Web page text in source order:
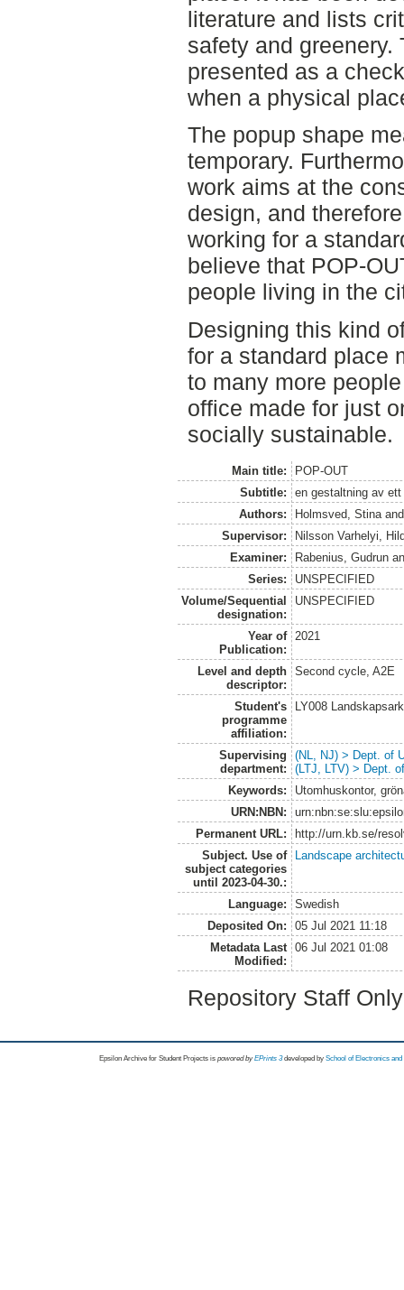
literature and lists
safety and
presented as a
when a physical
The popup shape
temporary.
work aims at the
design, and
working for a
believe that POP-
people living in the
Designing this kind
for a standard place
to many more
office made for just
socially sustainable.
Main title:
POP-OUT
Subtitle:
en gestaltning av
Authors:
Holmsved, Stina
Supervisor:
Nilsson Varhelyi,
Examiner:
Rabenius, Gudrun
Series:
UNSPECIFIED
Volume/Sequential
designation:
UNSPECIFIED
Year of
Publication:
2021
Level and depth
descriptor:
Second cycle, A2E
Student's
programme
affiliation:
LY008
Supervising
department:
(NL, NJ) > Dept. of
(LTJ, LTV) > Dept.
Keywords:
Utomhuskontor,
URN:NBN:
Permanent URL:
http://urn.kb.se/
Subject. Use of
subject categories
until 2023-04-30.:
Landscape
Language:
Swedish
Deposited On:
05 Jul 2021 11:18
Metadata Last
Modified:
06 Jul 2021 01:08
Repository Staff
Epsilon Archive for Student Projects is powored byEPrints 3 developed by School of Electronics